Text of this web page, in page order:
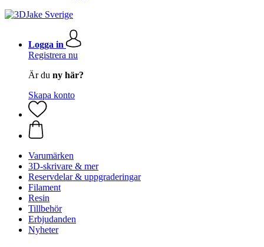
Logga in
Registrera nu
Är du ny här?
Skapa konto
Varumärken
3D-skrivare & mer
Reservdelar & uppgraderingar
Filament
Resin
Tillbehör
Erbjudanden
Nyheter